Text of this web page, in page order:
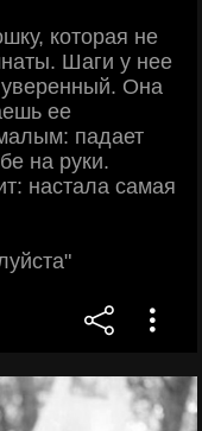
которая не
Шаги у нее
Она
ее
падает
на руки.
настала самая